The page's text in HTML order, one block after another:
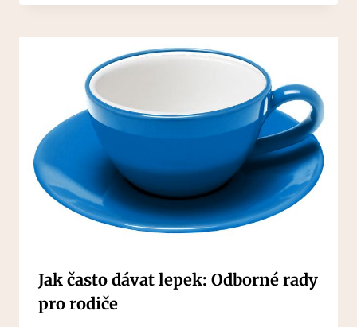
Jak často dávat lepek: Odborné rady
pro rodiče